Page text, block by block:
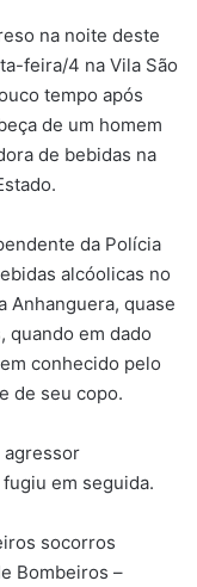
na noite deste
feira/4 na Vila São
tempo após
de um homem
de bebidas na
da Polícia
alcóolicas no
Anhanguera, quase
quando em dado
conhecido pelo
de seu copo.
agressor
em seguida.
socorros
Bombeiros –